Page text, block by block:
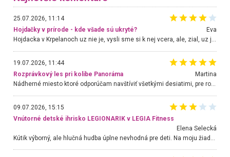
25.07.2026, 11:14
Hojdačky v prírode - kde všade sú ukryté?
Eva
Hojdacka v Krpelanoch uz nie je, vysli sme si k nej vcera, ale, zial, uz je znicena. Ak sem planujete cestu len kvoli hojdacke, mozete si ju usetrit. Krasny vyhlad je tu vsak aj bez hojdacky :-)
19.07.2026, 11:44
Rozprávkový les pri kolibe Panoráma
Martina
Nádherné miesto ktoré odporúčam navštíviť všetkými desiatimi, pre rodiny s deťmi, dôchodcom... Proste a jednoducho ozaj rozprávkový les.. určite ešte prídeme. Odniesli sme si na pamiatku krásne tričká,
09.07.2026, 15:15
Vnútorné detské ihrisko LEGIONARIK v LEGIA Fitness
Elena Selecká